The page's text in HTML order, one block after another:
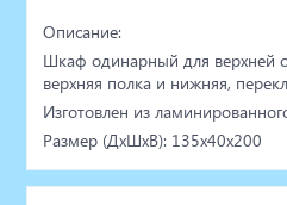
Описание:
Шкаф одинарный для верхней
верхняя полка и нижняя,
Изготовлен из
Размер (ДхШхВ): 135х40х200